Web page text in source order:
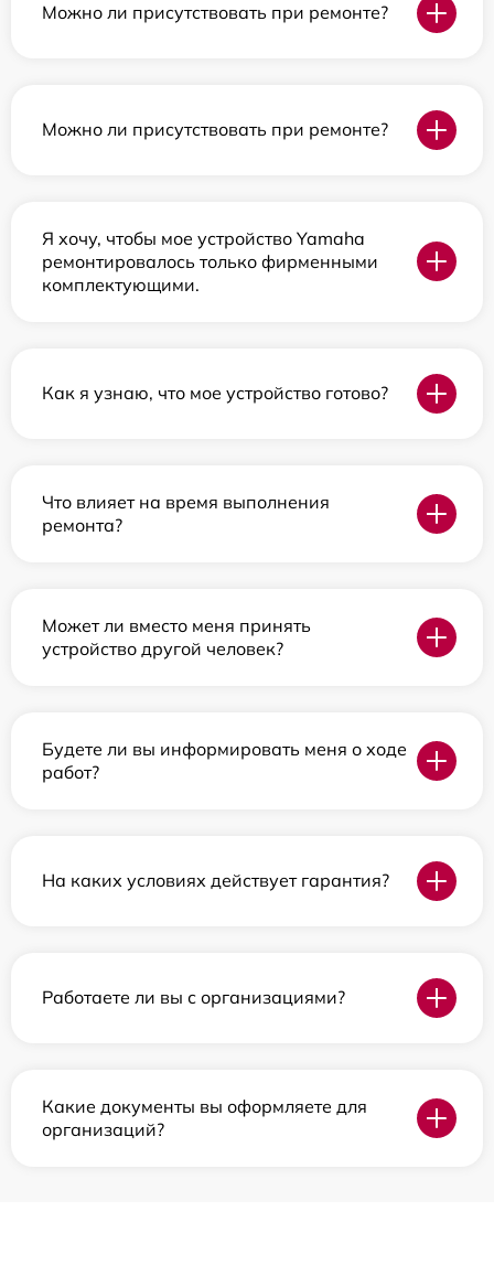
Можно ли присутствовать при ремонте?
Можно ли присутствовать при ремонте?
Я хочу, чтобы мое устройство Yamaha
ремонтировалось только фирменными
комплектующими.
Как я узнаю, что мое устройство готово?
Что влияет на время выполнения
ремонта?
Может ли вместо меня принять
устройство другой человек?
Будете ли вы информировать меня о ходе
работ?
На каких условиях действует гарантия?
Работаете ли вы с организациями?
Какие документы вы оформляете для
организаций?